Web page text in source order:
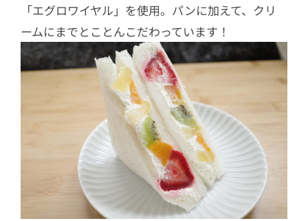
「エグロワイヤル」を使用。パンに加えて、クリ
ームにまでとことんこだわっています！